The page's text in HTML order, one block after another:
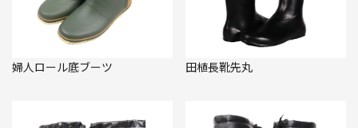
婦人ロール底ブーツ 田植長靴先丸